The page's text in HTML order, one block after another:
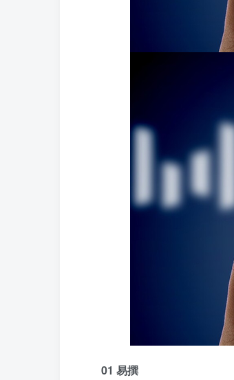
01 易撰